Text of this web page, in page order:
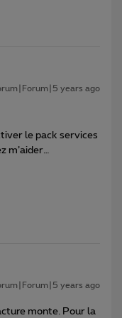
years ago
le pack services
m’aider…
years ago
monte. Pour la